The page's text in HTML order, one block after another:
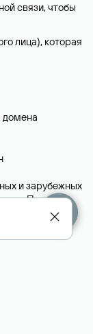
связи, чтобы
лица), которая
домена
и зарубежных
«Помощь».